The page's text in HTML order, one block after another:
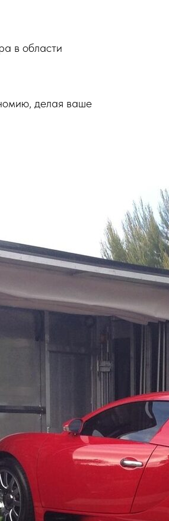
в области
делая ваше